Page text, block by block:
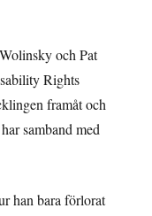
och Pat
Rights
framåt och
samband med
han bara förlorat